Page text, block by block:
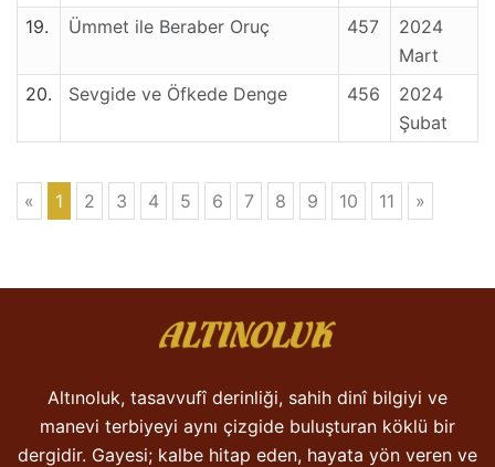
19.
Ümmet ile Beraber Oruç 457
2024
Mart
20.
Sevgide ve Öfkede Denge 456
2024
Şubat
« 1 2 3 4 5 6 7 8 9 10 11 »
Altınoluk, tasavvufî derinliği, sahih dinî bilgiyi ve
manevi terbiyeyi aynı çizgide buluşturan köklü bir
dergidir. Gayesi; kalbe hitap eden, hayata yön veren ve